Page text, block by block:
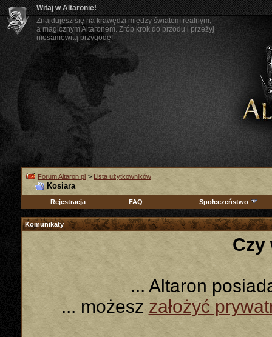
Witaj w Altaronie!
Znajdujesz się na krawędzi między światem realnym,
a magicznym Altaronem. Zrób krok do przodu i przeżyj
niesamowitą przygodę!
Forum Altaron.pl > Lista użytkowników
Kosiara
Rejestracja FAQ Społeczeństwo
Komunikaty
Czy
... Altaron
... możeszzałożyć